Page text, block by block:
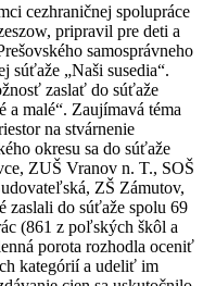
cezhraničnej spolupráce
pripravil pre deti a
samosprávneho
súťaže „Naši susedia“.
zaslať do súťaže
a malé“. Zaujímavá téma
na stvárnenie
okresu sa do súťaže
ZUŠ Vranov n. T., SOŠ
ZŠ Zámutov,
zaslali do súťaže spolu 69
(861 z poľských škôl a
porota rozhodla oceniť
kategórií a udeliť im